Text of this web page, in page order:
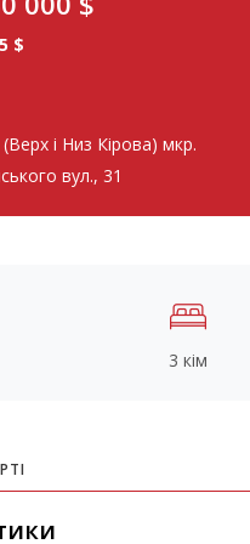
$
і Низ Кірова) мкр.
вул., 31
3 кім